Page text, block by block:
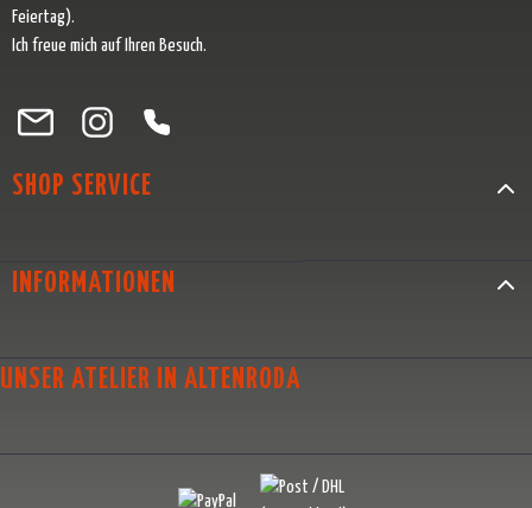
Feiertag).
Ich freue mich auf Ihren Besuch.
Besuche uns auf Facebook – öffnet in neuem Tab (externer Link)
Schau auf Instagram vorbei – öffnet in neuem Tab (externer Link)
Lass dich auf Pinterest inspirieren – öffnet in neuem Tab
Folge uns auf X – öffnet in neuem Tab (externer Link)
SHOP SERVICE
INFORMATIONEN
UNSER ATELIER IN ALTENRODA